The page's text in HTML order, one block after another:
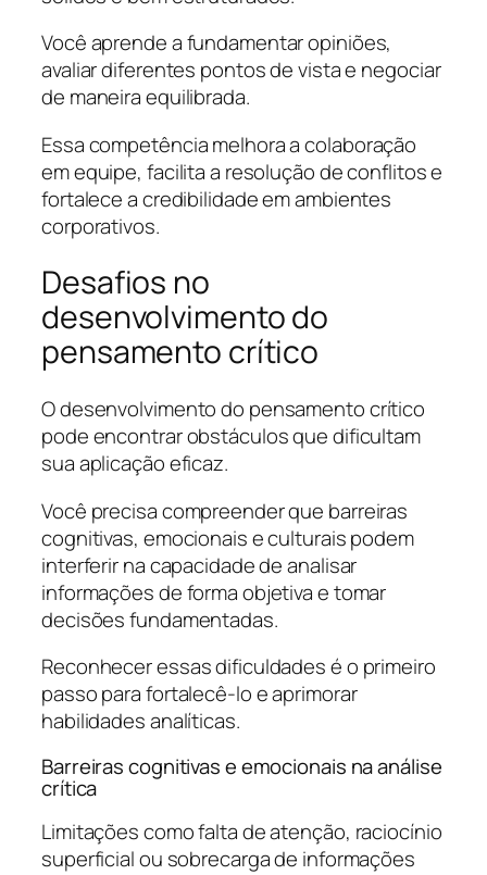
Você aprende a fundamentar opiniões,
avaliar diferentes pontos de vista e negociar
de maneira equilibrada.
Essa competência melhora a colaboração
em equipe, facilita a resolução de conflitos e
fortalece a credibilidade em ambientes
corporativos.
Desafios no
desenvolvimento do
pensamento crítico
O desenvolvimento do pensamento crítico
pode encontrar obstáculos que dificultam
sua aplicação eficaz.
Você precisa compreender que barreiras
cognitivas, emocionais e culturais podem
interferir na capacidade de analisar
informações de forma objetiva e tomar
decisões fundamentadas.
Reconhecer essas dificuldades é o primeiro
passo para fortalecê-lo e aprimorar
habilidades analíticas.
Barreiras cognitivas e emocionais na análise
crítica
Limitações como falta de atenção, raciocínio
superficial ou sobrecarga de informações